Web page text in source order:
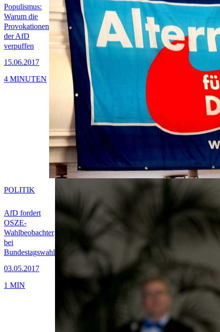
Populismus:
Warum die
Provokationen
der AfD
verpuffen
15.06.2017
4 MINUTEN
AfD fordert
OSZE-
Wahlbeobachter
bei
Bundestagswahl
03.05.2017
POLITIK
1 MIN